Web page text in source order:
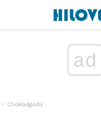
ad
Chokladgodis